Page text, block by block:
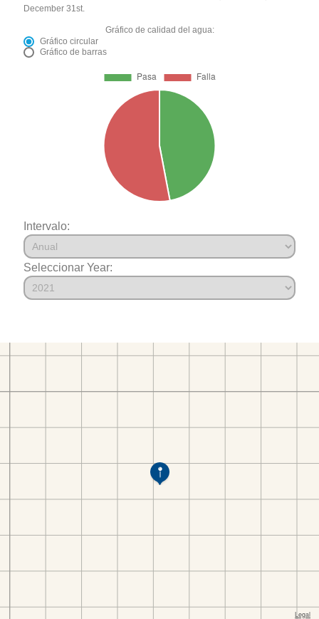
December 31st.
Gráfico de calidad del agua:
Gráfico circular
Gráfico de barras
Intervalo:
Seleccionar Year: